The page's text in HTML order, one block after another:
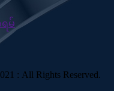
: All Rights Reserved.